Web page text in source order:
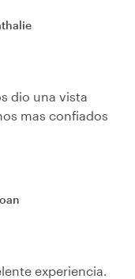
dio una vista
mas confiados
experiencia.